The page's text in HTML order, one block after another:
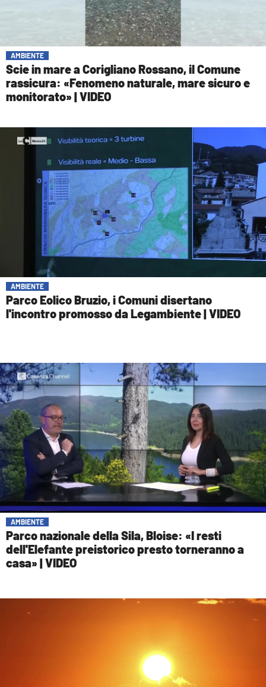
AMBIENTE
Scie in mare a Corigliano Rossano, il Comune
rassicura: «Fenomeno naturale, mare sicuro e
monitorato» | VIDEO
AMBIENTE
Parco Eolico Bruzio, i Comuni disertano
l'incontro promosso da Legambiente | VIDEO
AMBIENTE
Parco nazionale della Sila, Bloise: «I resti
dell'Elefante preistorico presto torneranno a
casa» | VIDEO